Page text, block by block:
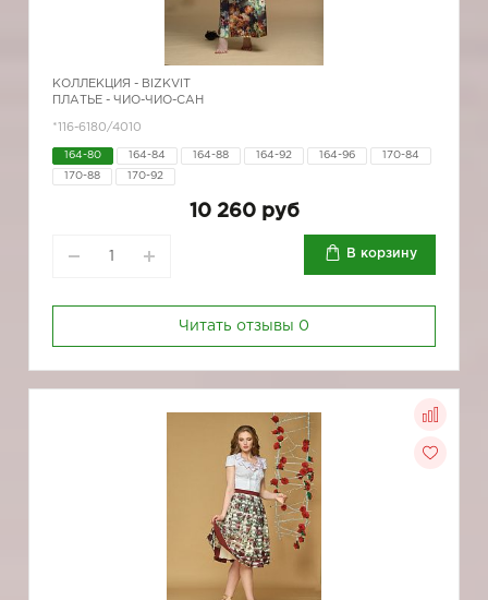
КОЛЛЕКЦИЯ - BIZKVIT
ПЛАТЬЕ - ЧИО-ЧИО-САН
*116-6180/4010
164-80 164-84 164-88 164-92 164-96 170-84
170-88 170-92
10 260 руб
В корзину
Читать отзывы 0